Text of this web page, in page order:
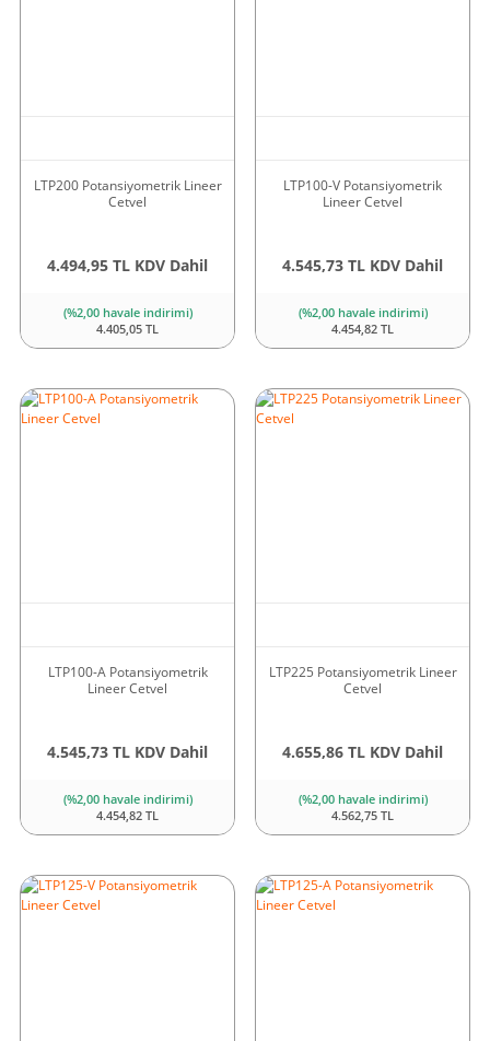
LTP200 Potansiyometrik Lineer
Cetvel
4.494,95 TL KDV Dahil
(%2,00 havale indirimi)
4.405,05 TL
LTP100-V Potansiyometrik
Lineer Cetvel
4.545,73 TL KDV Dahil
(%2,00 havale indirimi)
4.454,82 TL
LTP100-A Potansiyometrik
Lineer Cetvel
4.545,73 TL KDV Dahil
(%2,00 havale indirimi)
4.454,82 TL
LTP225 Potansiyometrik Lineer
Cetvel
4.655,86 TL KDV Dahil
(%2,00 havale indirimi)
4.562,75 TL